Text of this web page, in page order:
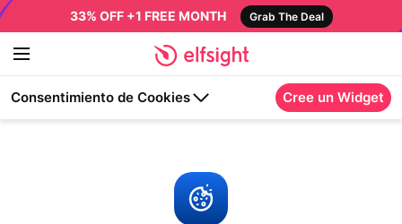
33% OFF +1 FREE MONTH Grab The Deal
Consentimiento de Cookies Cree un Widget